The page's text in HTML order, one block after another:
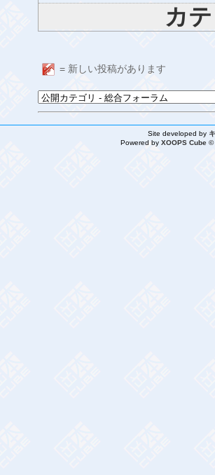
カ
= 新しい投稿があります
Site developed by
Powered by XOOPS Cube ©